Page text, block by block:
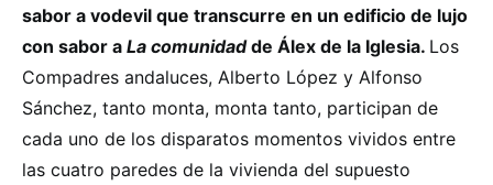
sabor a vodevil que transcurre en un edificio de lujo
con sabor a La comunidadde Álex de la Iglesia. Los
Compadres andaluces, Alberto López y Alfonso
Sánchez, tanto monta, monta tanto, participan de
cada uno de los disparatos momentos vividos entre
las cuatro paredes de la vivienda del supuesto